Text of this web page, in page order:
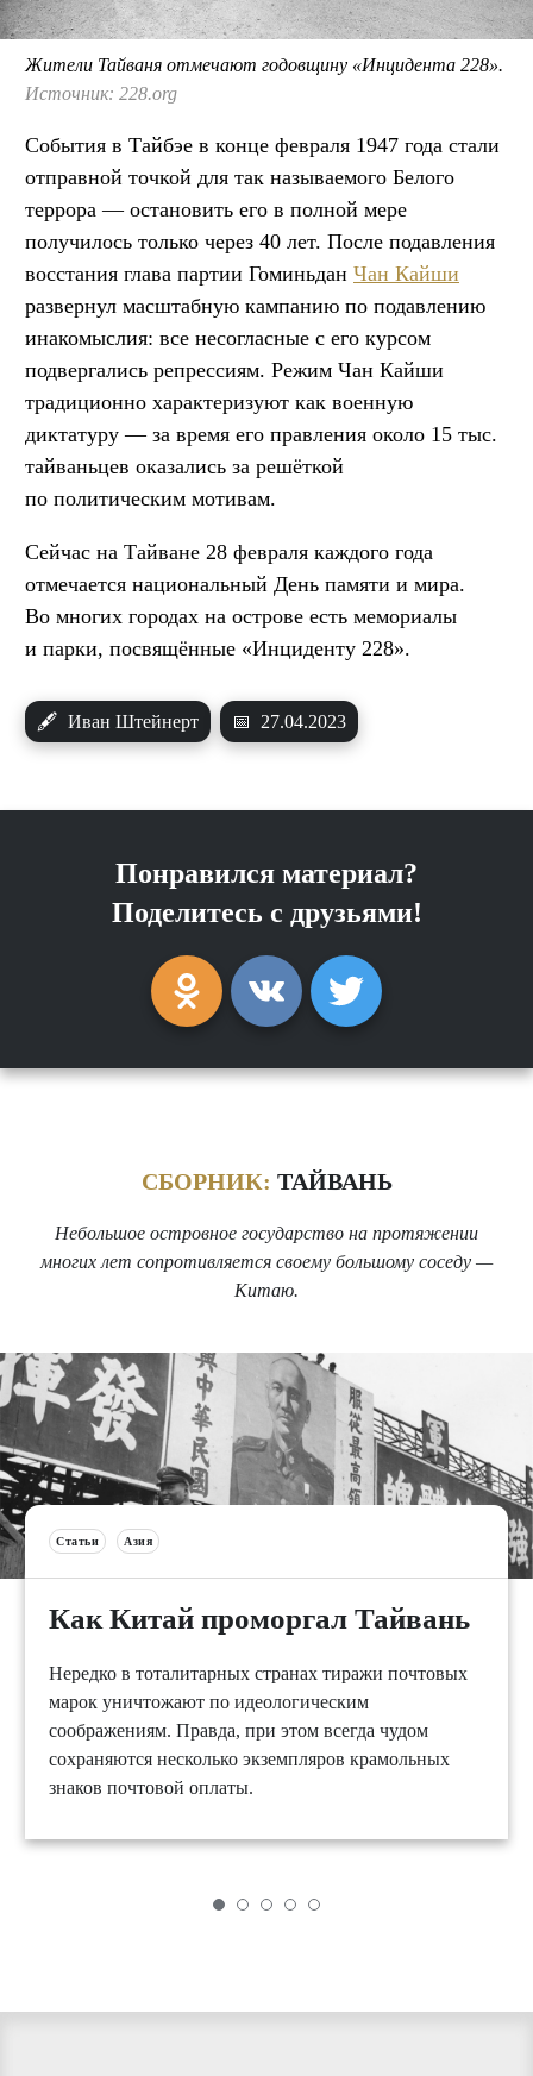
Жители Тайваня отмечают годовщину «Инцидента 228».
Источник: 228.org
События в Тайбэе в конце февраля 1947 года стали
отправной точкой для так называемого Белого
террора — остановить его в полной мере
получилось только через 40 лет. После подавления
восстания глава партии Гоминьдан Чан Кайши
развернул масштабную кампанию по подавлению
инакомыслия: все несогласные с его курсом
подвергались репрессиям. Режим Чан Кайши
традиционно характеризуют как военную
диктатуру — за время его правления около 15 тыс.
тайваньцев оказались за решёткой
по политическим мотивам.
Сейчас на Тайване 28 февраля каждого года
отмечается национальный День памяти и мира.
Во многих городах на острове есть мемориалы
и парки, посвящённые «Инциденту 228».
🖋 Иван Штейнерт 📅 27.04.2023
Понравился материал?
Поделитесь с друзьями!
СБОРНИК: ТАЙВАНЬ
Небольшое островное государство на протяжении
многих лет сопротивляется своему большому соседу —
Китаю.
Статьи Азия
Как Китай проморгал Тайвань
Нередко в тоталитарных странах тиражи почтовых
марок уничтожают по идеологическим
соображениям. Правда, при этом всегда чудом
сохраняются несколько экземпляров крамольных
знаков почтовой оплаты.